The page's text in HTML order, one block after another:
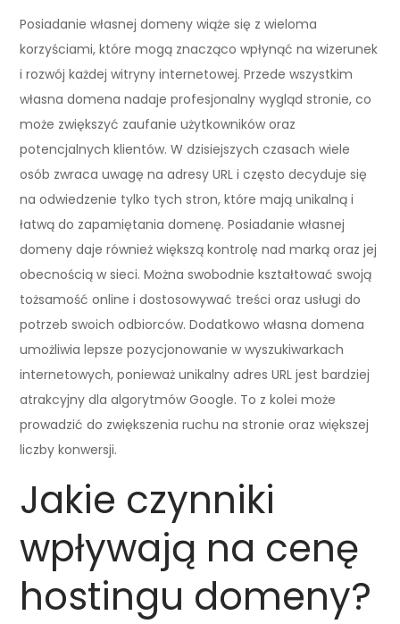
Posiadanie własnej domeny wiąże się z wieloma
korzyściami, które mogą znacząco wpłynąć na wizerunek
i rozwój każdej witryny internetowej. Przede wszystkim
własna domena nadaje profesjonalny wygląd stronie, co
może zwiększyć zaufanie użytkowników oraz
potencjalnych klientów. W dzisiejszych czasach wiele
osób zwraca uwagę na adresy URL i często decyduje się
na odwiedzenie tylko tych stron, które mają unikalną i
łatwą do zapamiętania domenę. Posiadanie własnej
domeny daje również większą kontrolę nad marką oraz jej
obecnością w sieci. Można swobodnie kształtować swoją
tożsamość online i dostosowywać treści oraz usługi do
potrzeb swoich odbiorców. Dodatkowo własna domena
umożliwia lepsze pozycjonowanie w wyszukiwarkach
internetowych, ponieważ unikalny adres URL jest bardziej
atrakcyjny dla algorytmów Google. To z kolei może
prowadzić do zwiększenia ruchu na stronie oraz większej
liczby konwersji.
Jakie czynniki
wpływają na cenę
hostingu domeny?